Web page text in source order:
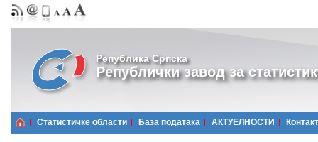
Република Српска
Републички завод за
Статистичке области Базa података АКТУЕЛНОСТИ Контакт